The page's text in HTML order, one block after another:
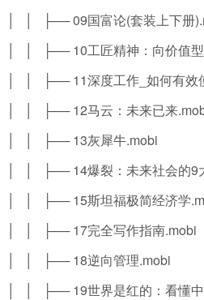
│ │ ├── 09国富论(套装上下册
│ │ ├── 10工匠精神：向价值
│ │ ├── 11深度工作_如何有效
│ │ ├── 12马云：未来已来
│ │ ├── 13灰犀牛.mobi
│ │ ├── 14爆裂：未来社会的9
│ │ ├── 15斯坦福极简经济学
│ │ ├── 17完全写作指南.mobi
│ │ ├── 18逆向管理.mobi
│ │ ├── 19世界是红的：看懂